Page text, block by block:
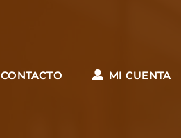
CONTACTO MI CUENTA